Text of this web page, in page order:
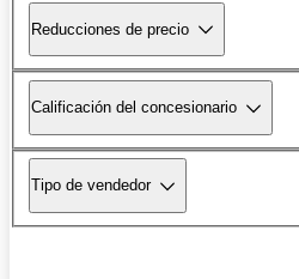
Reducciones de precio
Calificación del concesionario
Tipo de vendedor